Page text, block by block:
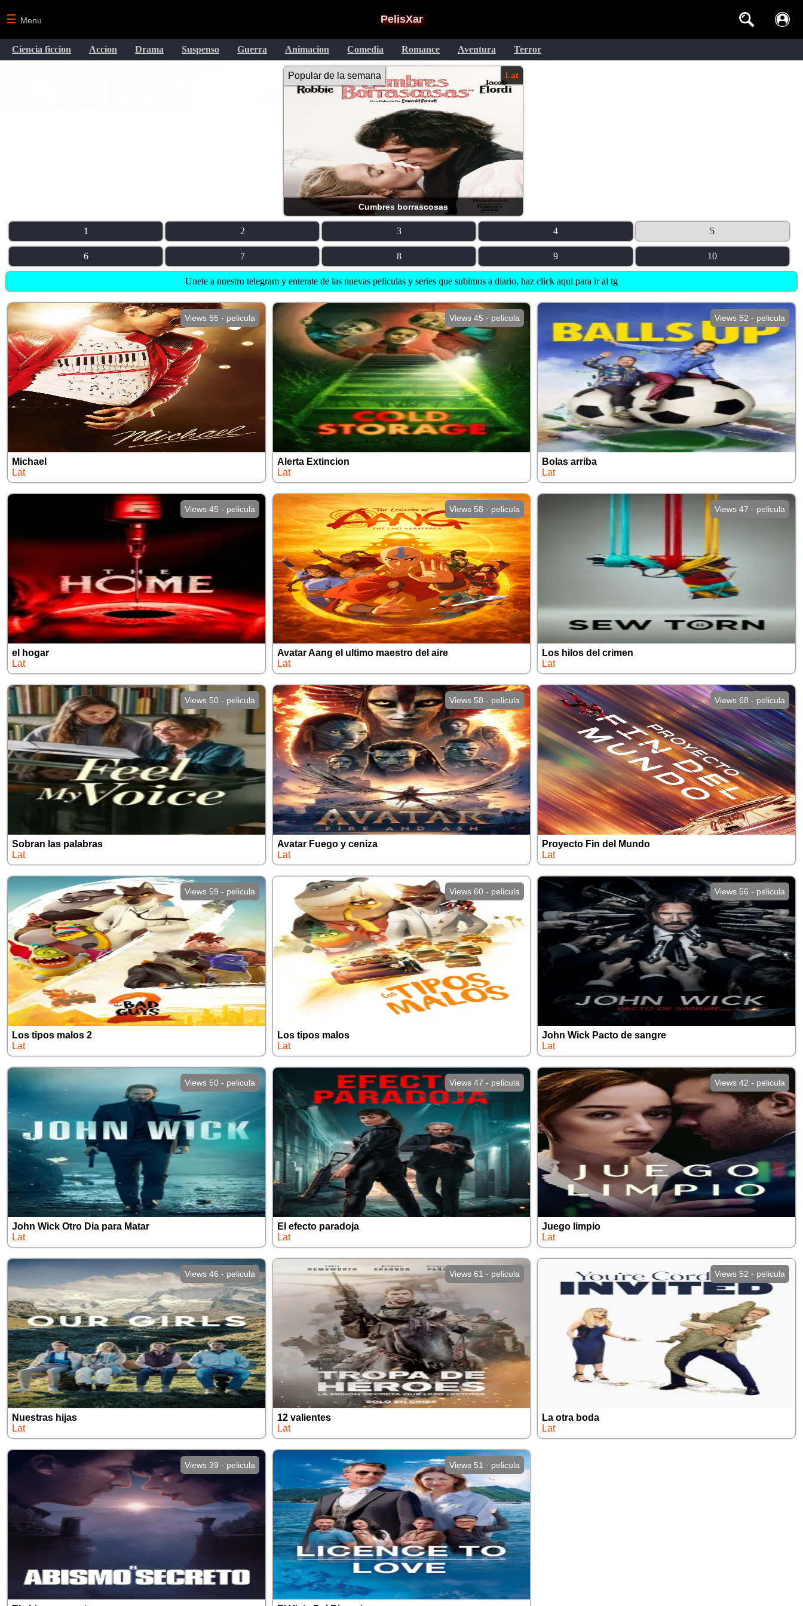
PelisXar
☰ Menu
Ciencia ficcion Accion Drama Suspenso Guerra Animacion Comedia Romance Aventura Terror
Popular de la semana
Cumbres borrascosas
Lat
1 2 3 4 5
6 7 8 9 10
Unete a nuestro telegram y enterate de las nuevas peliculas y series que subimos a diario, haz click aqui para ir al tg
Views 55 - pelicula
Michael
Lat
Views 45 - pelicula
Alerta Extincion
Lat
Views 52 - pelicula
Bolas arriba
Lat
Views 45 - pelicula
el hogar
Lat
Views 58 - pelicula
Avatar Aang el ultimo maestro del aire
Lat
Views 47 - pelicula
Los hilos del crimen
Lat
Views 50 - pelicula
Sobran las palabras
Lat
Views 58 - pelicula
Avatar Fuego y ceniza
Lat
Views 68 - pelicula
Proyecto Fin del Mundo
Lat
Views 59 - pelicula
Los tipos malos 2
Lat
Views 60 - pelicula
Los tipos malos
Lat
Views 56 - pelicula
John Wick Pacto de sangre
Lat
Views 50 - pelicula
John Wick Otro Dia para Matar
Lat
Views 47 - pelicula
El efecto paradoja
Lat
Views 42 - pelicula
Juego limpio
Lat
Views 46 - pelicula
Nuestras hijas
Lat
Views 61 - pelicula
12 valientes
Lat
Views 52 - pelicula
La otra boda
Lat
Views 39 - pelicula Views 51 - pelicula